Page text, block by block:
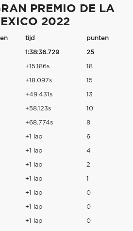
PREMIO DE LA
2022
tijd punten
1:38:36.729 25
+15.186s 18
+18.097s 15
+49.431s 13
+58.123s 10
+68.774s 8
+1 lap 6
+1 lap 4
+1 lap 2
+1 lap 1
+1 lap 0
+1 lap 0
+1 lap 0